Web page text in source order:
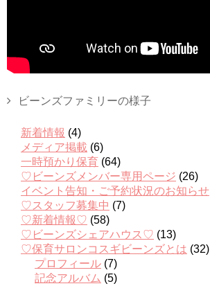
ビーンズファミリーの様子
新着情報 (4)
メディア掲載 (6)
一時預かり保育 (64)
♡ビーンズメンバー専用ページ (26)
イベント告知・ご予約状況のお知らせ
♡スタッフ募集中 (7)
♡新着情報♡ (58)
♡ビーンズシェアハウス♡ (13)
♡保育サロンコスギビーンズとは (32)
プロフィール (7)
記念アルバム (5)